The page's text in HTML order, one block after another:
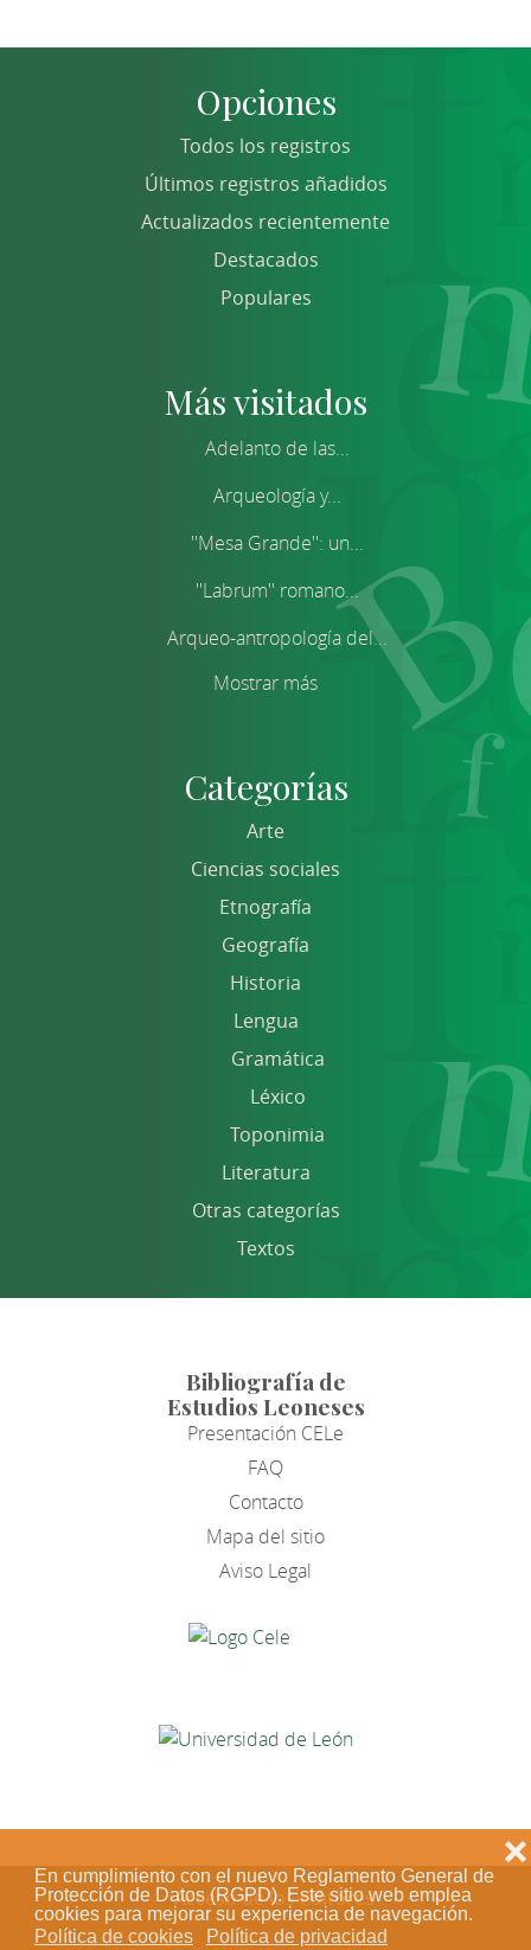
En cumplimiento con el nuevo Reglamento General de
Protección de Datos (RGPD). Este sitio web emplea
cookies para mejorar su experiencia de navegación.
Política de cookies
Política de privacidad
❌
Opciones
Todos los registros
Últimos registros añadidos
Actualizados recientemente
Destacados
Populares
Más visitados
Adelanto de las...
Arqueología y...
''Mesa Grande'': un...
''Labrum'' romano...
Arqueo-antropología del...
Mostrar más
Categorías
Arte
Ciencias sociales
Etnografía
Geografía
Historia
Lengua
Gramática
Léxico
Toponimia
Literatura
Otras categorías
Textos
Bibliografía de
Estudios Leoneses
Presentación CELe
FAQ
Contacto
Mapa del sitio
Aviso Legal
Acceso de los editores